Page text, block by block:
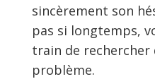
sincèrement son
pas si longtemps,
train de rechercher
problème.